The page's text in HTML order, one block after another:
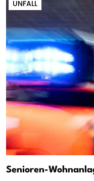
UNFALL
Senioren-